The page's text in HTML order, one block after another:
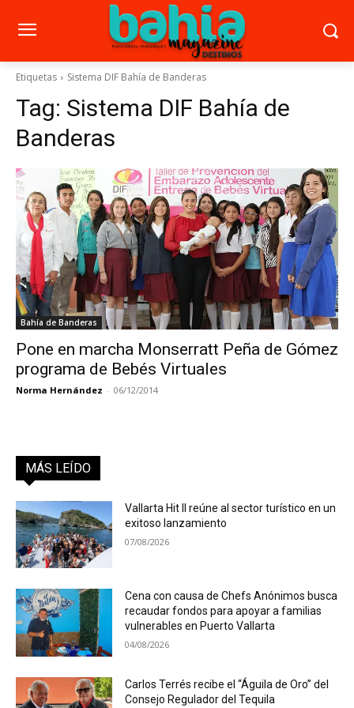
Etiquetas Sistema DIF Bahía de Banderas
Tag: Sistema DIF Bahía de
Banderas
Bahía de Banderas
Pone en marcha Monserratt Peña de Gómez
programa de Bebés Virtuales
Norma Hernández - 06/12/2014
MÁS LEÍDO
Vallarta Hit II reúne al sector turístico en un
exitoso lanzamiento
07/08/2026
Cena con causa de Chefs Anónimos busca
recaudar fondos para apoyar a familias
vulnerables en Puerto Vallarta
04/08/2026
Carlos Terrés recibe el “Águila de Oro” del
Consejo Regulador del Tequila